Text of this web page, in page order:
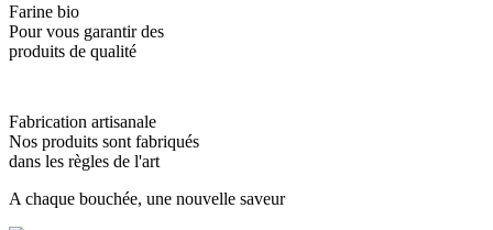
Farine bio
Pour vous garantir des
produits de qualité
Fabrication artisanale
Nos produits sont fabriqués
dans les règles de l'art
A chaque bouchée, une nouvelle saveur